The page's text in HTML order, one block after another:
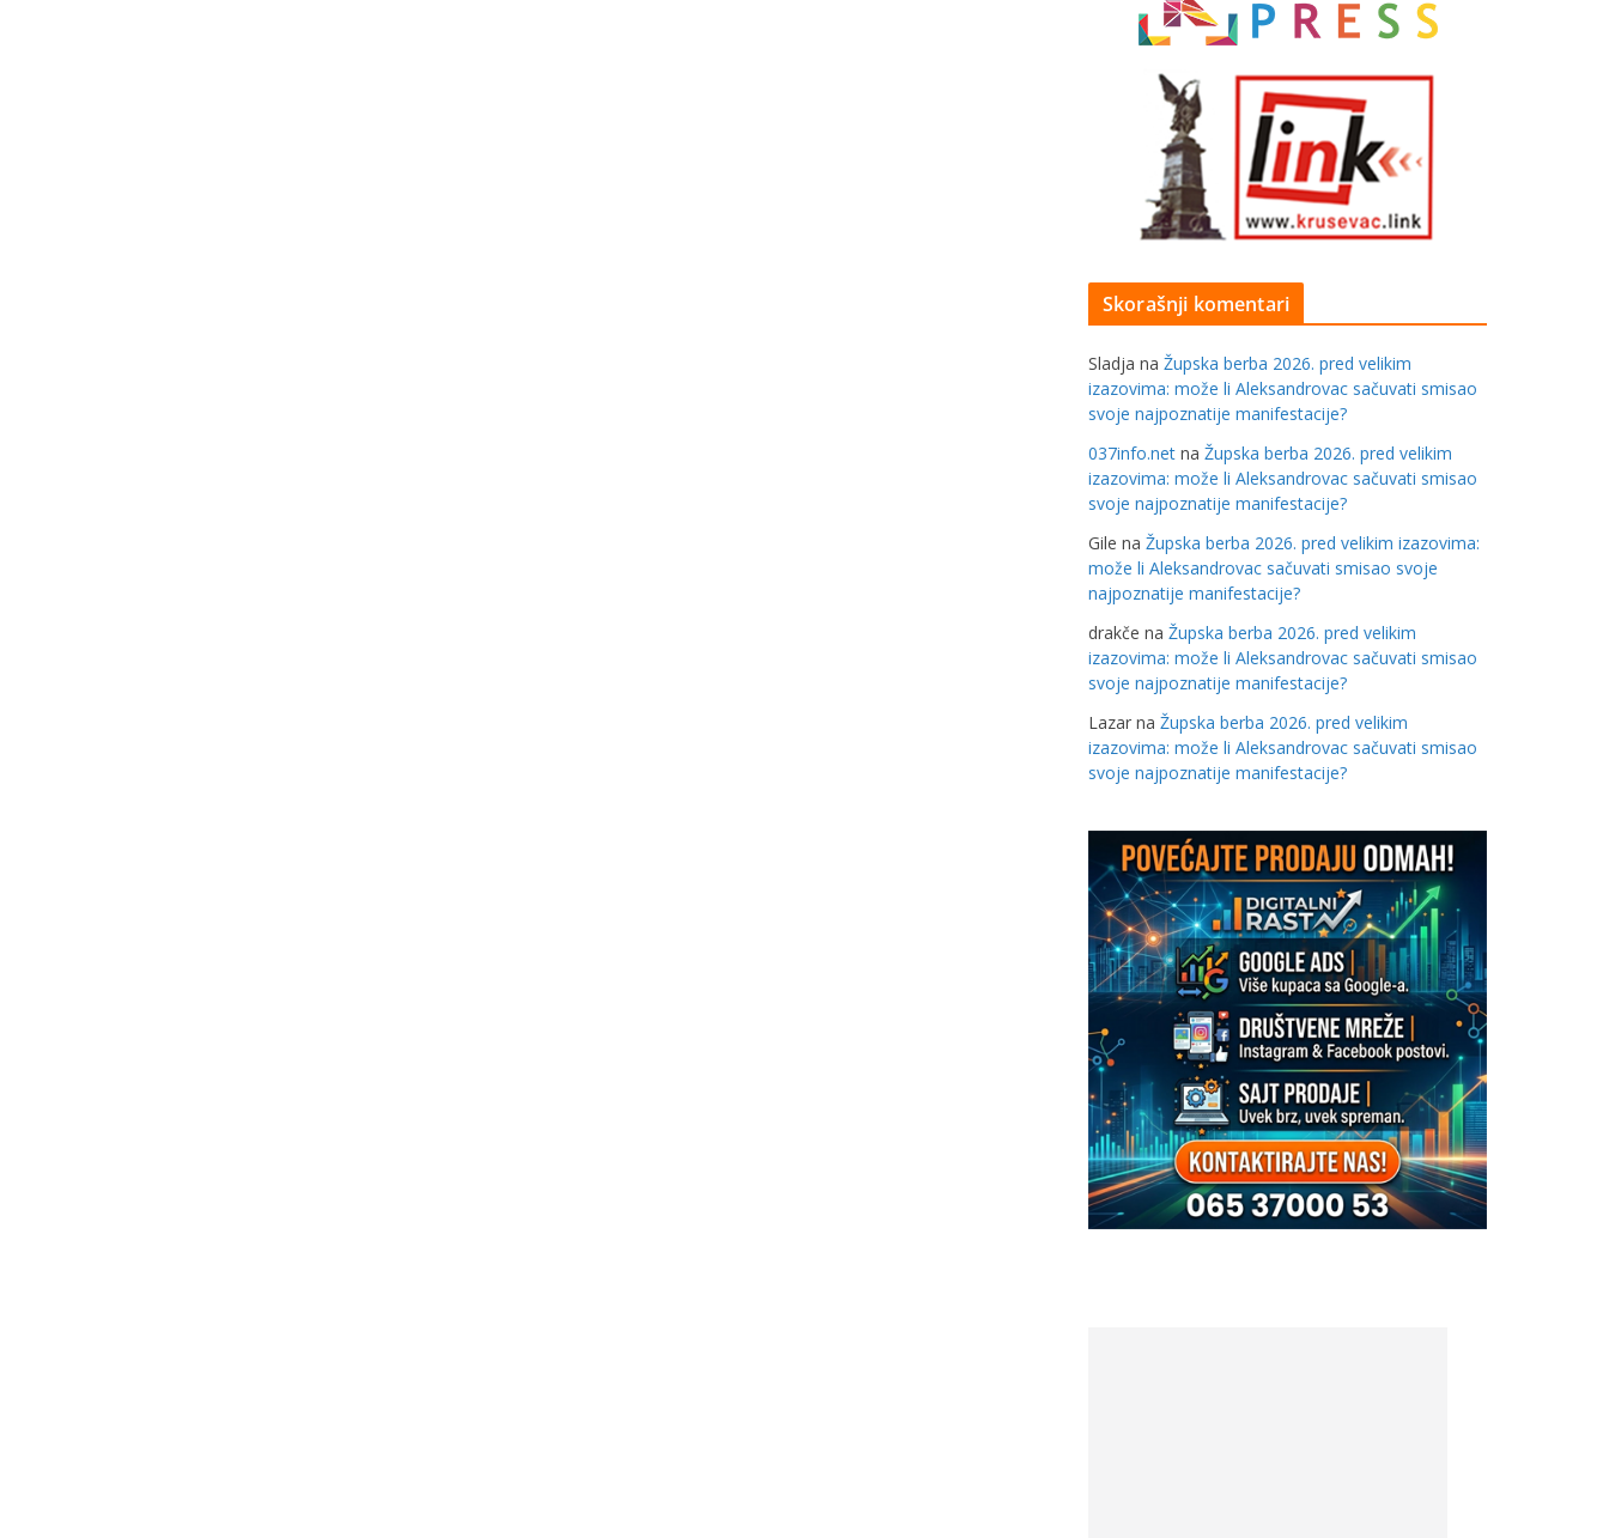
Skorašnji komentari
Sladja na Župska berba 2026. pred velikim
izazovima: može li Aleksandrovac sačuvati smisao
svoje najpoznatije manifestacije?
037info.net na Župska berba 2026. pred velikim
izazovima: može li Aleksandrovac sačuvati smisao
svoje najpoznatije manifestacije?
Gile na Župska berba 2026. pred velikim izazovima:
može li Aleksandrovac sačuvati smisao svoje
najpoznatije manifestacije?
drakče na Župska berba 2026. pred velikim
izazovima: može li Aleksandrovac sačuvati smisao
svoje najpoznatije manifestacije?
Lazar na Župska berba 2026. pred velikim
izazovima: može li Aleksandrovac sačuvati smisao
svoje najpoznatije manifestacije?